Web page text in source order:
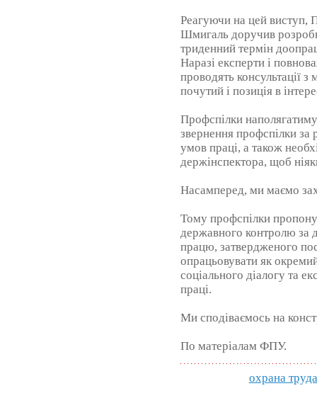
Реагуючи на цей виступ,
Шмигаль доручив
триденний термін
Наразі експерти і
проводять консультації
почутий і позиція в
Профспілки
звернення профспілки за
умов праці, а також
держінспектора, щоб
Насамперед, ми маємо
Тому профспілки
державного контролю за
працю, затвердженого
опрацьовувати як
соціального діалогу та
праці.
Ми сподіваємось на
По матеріалам ФПУ.
охрана